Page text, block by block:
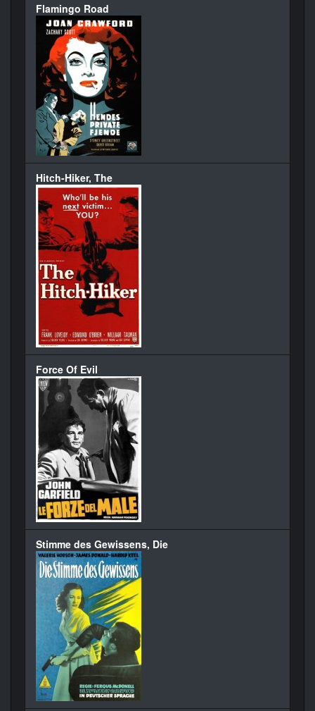
Flamingo Road
Hitch-Hiker, The
Force Of Evil
Stimme des Gewissens, Die